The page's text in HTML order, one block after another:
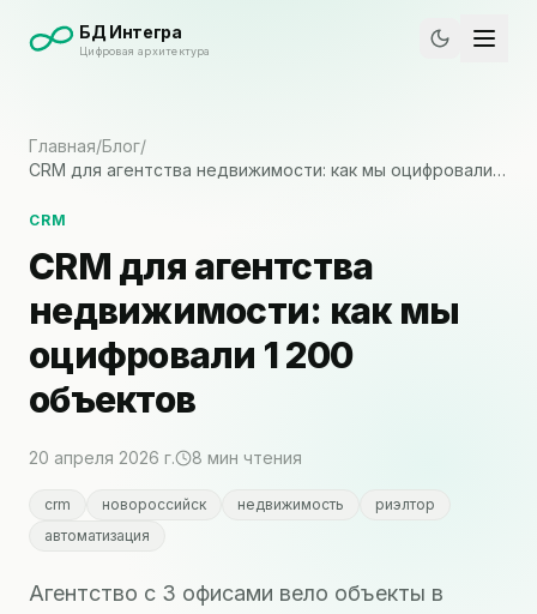
БД Интегра
Цифровая архитектура
Главная/Блог/
CRM для агентства недвижимости: как мы оцифровали…
CRM
CRM для агентства
недвижимости: как мы
оцифровали 1 200
объектов
20 апреля 2026 г. 8 мин чтения
crm новороссийск недвижимость
риэлтор
автоматизация
Агентство с 3 офисами вело объекты в